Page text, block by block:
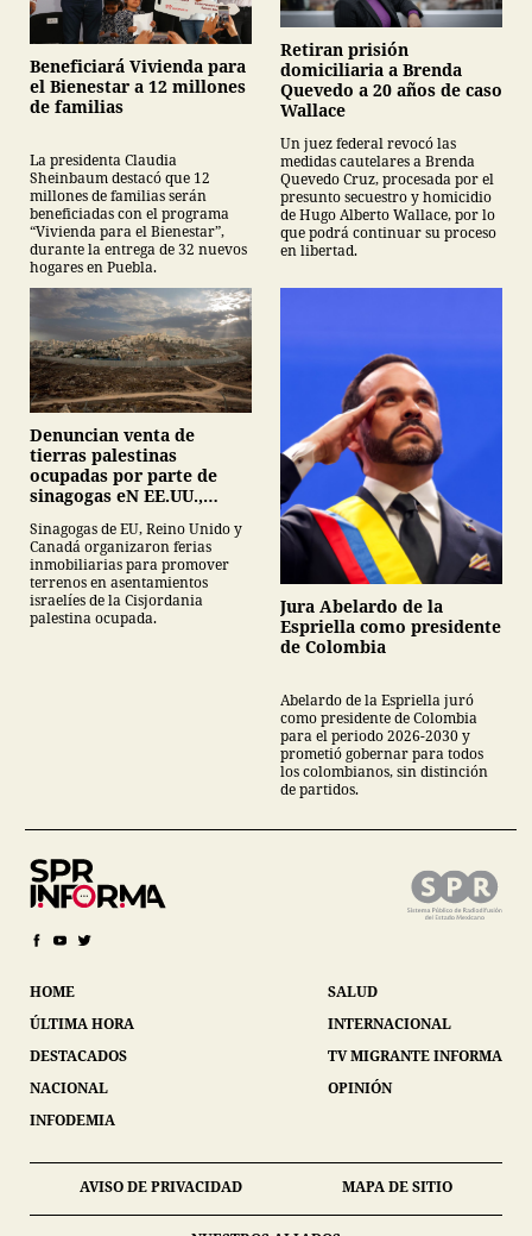
Beneficiará Vivienda para
el Bienestar a 12 millones
de familias
La presidenta Claudia
Sheinbaum destacó que 12
millones de familias serán
beneficiadas con el programa
“Vivienda para el Bienestar”,
durante la entrega de 32 nuevos
hogares en Puebla.
Retiran prisión
domiciliaria a Brenda
Quevedo a 20 años de caso
Wallace
Un juez federal revocó las
medidas cautelares a Brenda
Quevedo Cruz, procesada por el
presunto secuestro y homicidio
de Hugo Alberto Wallace, por lo
que podrá continuar su proceso
en libertad.
Denuncian venta de
tierras palestinas
ocupadas por parte de
sinagogas eN EE.UU.,
Sinagogas de EU, Reino Unido y
Canadá organizaron ferias
inmobiliarias para promover
terrenos en asentamientos
israelíes de la Cisjordania
palestina ocupada.
Jura Abelardo de la
Espriella como presidente
de Colombia
Abelardo de la Espriella juró
como presidente de Colombia
para el periodo 2026-2030 y
prometió gobernar para todos
los colombianos, sin distinción
de partidos.
HOME
ÚLTIMA HORA
DESTACADOS
NACIONAL
INFODEMIA
SALUD
INTERNACIONAL
TV MIGRANTE INFORMA
OPINIÓN
AVISO DE PRIVACIDAD MAPA DE SITIO